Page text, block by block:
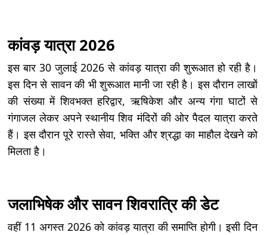
कांवड़ यात्रा 2026
इस बार 30 जुलाई 2026 से कांवड़ यात्रा की शुरूआत हो रही है।
इस दिन से सावन की भी शुरूआत मानी जा रही है। इस दौरान लाखों
की संख्या में शिवभक्त हरिद्वार, ऋषिकेश और अन्य गंगा घाटों से
गंगाजल लेकर अपने स्थानीय शिव मंदिरों की ओर पैदल यात्रा करते
हैं। इस दौरान पूरे रास्ते सेवा, भक्ति और श्रद्धा का माहौल देखने को
मिलता है।
जलाभिषेक और सावन शिवरात्रि की डेट
वहीं 11 अगस्त 2026 को कांवड़ यात्रा की समाप्ति होगी। इसी दिन